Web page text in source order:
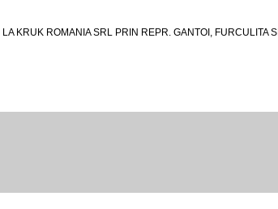
KRUK ROMANIA SRL PRIN REPR. GANTOI, FURCULITA SI